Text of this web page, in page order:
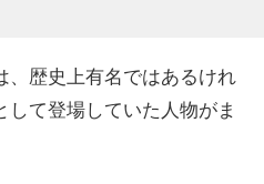
、歴史上有名ではあるけれ
て登場していた人物がま